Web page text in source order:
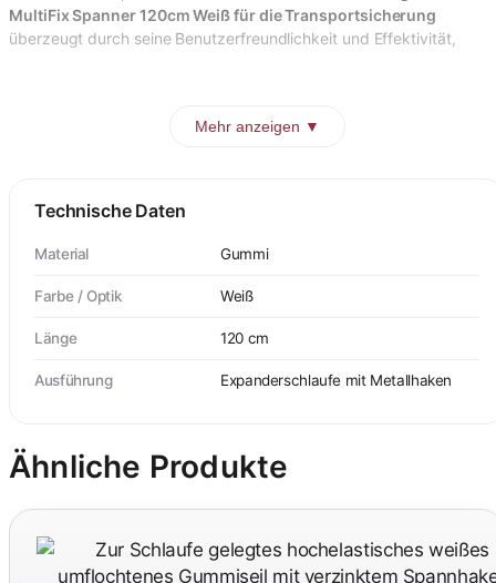
MultiFix Spanner 120cm Weiß für die Transportsicherung
überzeugt durch seine Benutzerfreundlichkeit und Effektivität,
Mehr anzeigen ▼
Technische Daten
Material Gummi
Farbe / Optik Weiß
Länge 120 cm
Ausführung Expanderschlaufe mit Metallhaken
Ähnliche Produkte